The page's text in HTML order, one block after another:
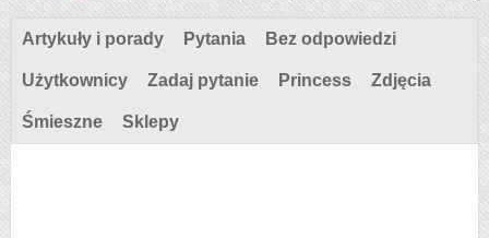
Artykuły i porady Pytania Bez odpowiedzi
Użytkownicy Zadaj pytanie Princess Zdjęcia
Śmieszne Sklepy